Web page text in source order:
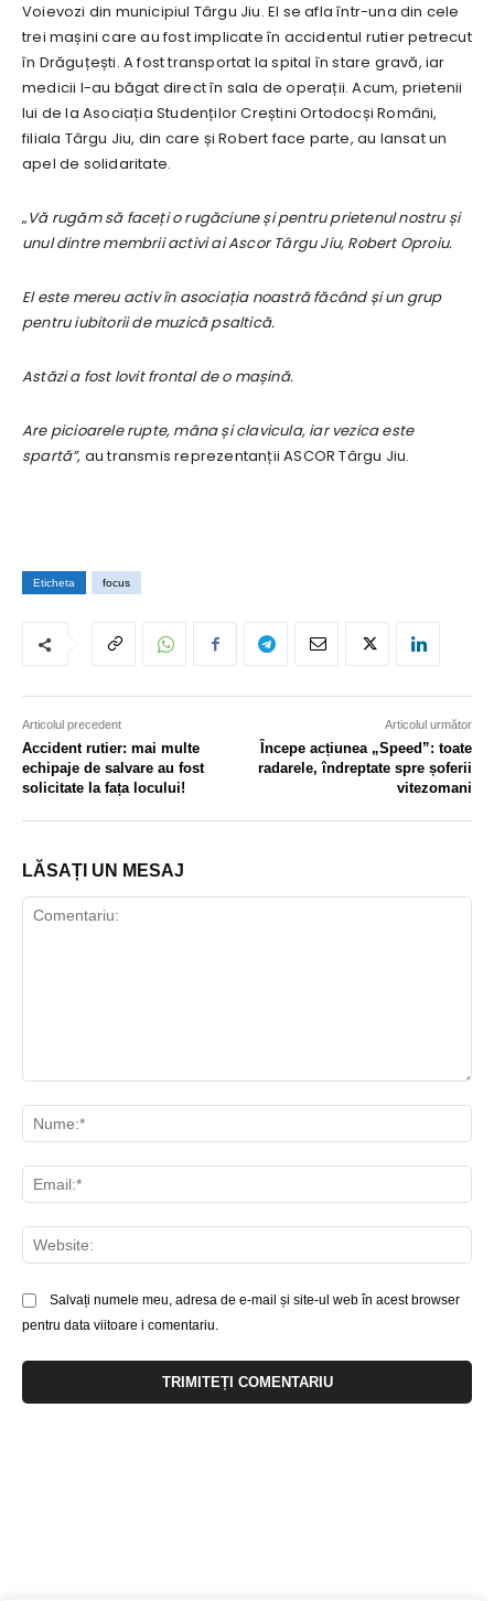
Voievozi din municipiul Târgu Jiu. El se afla într-una din cele
trei mașini care au fost implicate în accidentul rutier petrecut
în Drăguțești. A fost transportat la spital în stare gravă, iar
medicii l-au băgat direct în sala de operații. Acum, prietenii
lui de la Asociația Studenților Creștini Ortodocși Români,
filiala Târgu Jiu, din care și Robert face parte, au lansat un
apel de solidaritate.
„Vă rugăm să faceți o rugăciune și pentru prietenul nostru și
unul dintre membrii activi ai Ascor Târgu Jiu, Robert Oproiu.
El este mereu activ în asociația noastră făcând și un grup
pentru iubitorii de muzică psaltică.
Astăzi a fost lovit frontal de o mașină.
Are picioarele rupte, mâna și clavicula, iar vezica este
spartă”, au transmis reprezentanții ASCOR Târgu Jiu.
Eticheta focus
Articolul precedent
Accident rutier: mai multe
echipaje de salvare au fost
solicitate la fața locului!
Articolul următor
Începe acțiunea „Speed”: toate
radarele, îndreptate spre șoferii
vitezomani
LĂSAȚI UN MESAJ
Salvați numele meu, adresa de e-mail și site-ul web în acest browser
pentru data viitoare i comentariu.